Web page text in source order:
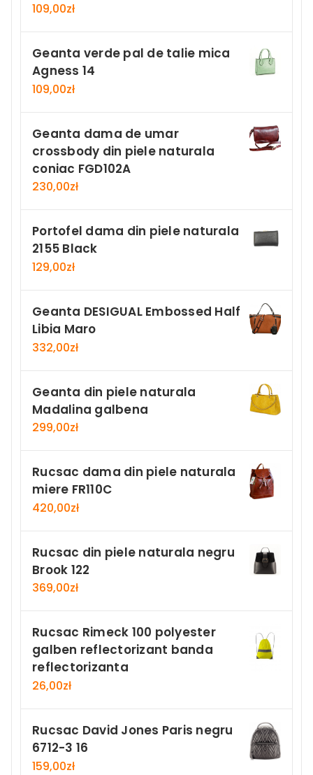
109,00zł
Geanta verde pal de talie mica
Agness 14
109,00zł
Geanta dama de umar
crossbody din piele naturala
coniac FGD102A
230,00zł
Portofel dama din piele naturala
2155 Black
129,00zł
Geanta DESIGUAL Embossed Half
Libia Maro
332,00zł
Geanta din piele naturala
Madalina galbena
299,00zł
Rucsac dama din piele naturala
miere FR110C
420,00zł
Rucsac din piele naturala negru
Brook 122
369,00zł
Rucsac Rimeck 100 polyester
galben reflectorizant banda
reflectorizanta
26,00zł
Rucsac David Jones Paris negru
6712-3 16
159,00zł